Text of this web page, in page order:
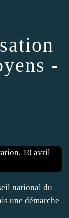
-
national du
une démarche